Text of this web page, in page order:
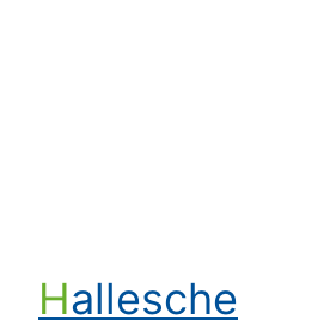
Hallesche